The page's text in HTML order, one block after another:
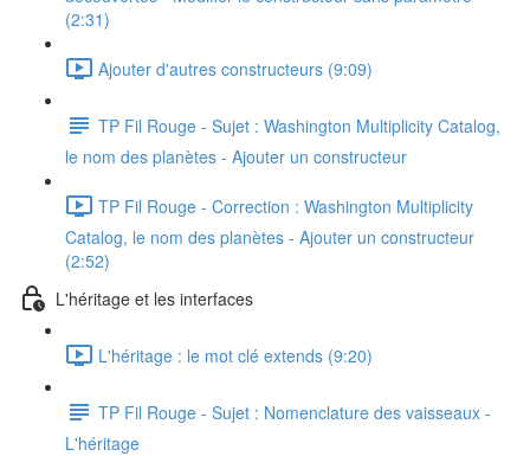
(2:31)
Ajouter d'autres constructeurs (9:09)
TP Fil Rouge - Sujet : Washington Multiplicity Catalog,
le nom des planètes - Ajouter un constructeur
TP Fil Rouge - Correction : Washington Multiplicity
Catalog, le nom des planètes - Ajouter un constructeur
(2:52)
L'héritage et les interfaces
L'héritage : le mot clé extends (9:20)
TP Fil Rouge - Sujet : Nomenclature des vaisseaux -
L'héritage